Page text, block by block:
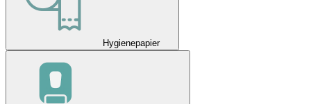
Hygienepapier